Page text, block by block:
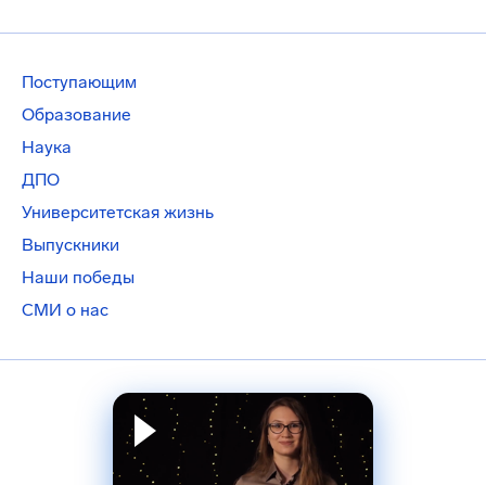
Поступающим
Образование
Наука
ДПО
Университетская жизнь
Выпускники
Наши победы
СМИ о нас